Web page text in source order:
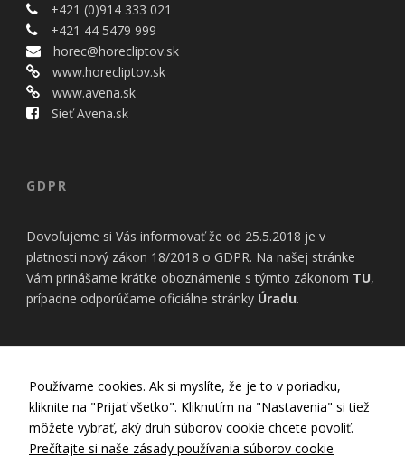
+421 (0)914 333 021
+421 44 5479 999
horec@horecliptov.sk
www.horecliptov.sk
www.avena.sk
Sieť Avena.sk
GDPR
Dovoľujeme si Vás informovať že od 25.5.2018 je v
platnosti nový zákon 18/2018 o GDPR. Na našej stránke
Vám prinášame krátke oboznámenie s týmto zákonom TU,
prípadne odporúčame oficiálne stránky Úradu.
Nastavenia Cookies
Zásady používania cookies
Používame cookies. Ak si myslíte, že je to v poriadku,
kliknite na "Prijať všetko". Kliknutím na "Nastavenia" si tiež
môžete vybrať, aký druh súborov cookie chcete povoliť.
Prečítajte si naše zásady používania súborov cookie